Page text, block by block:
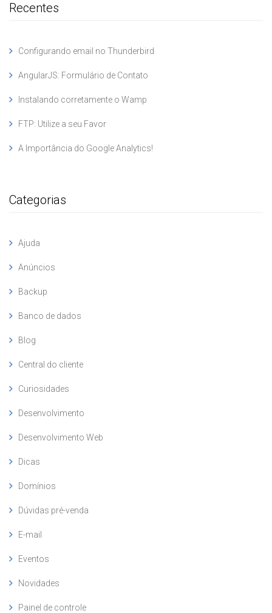
Recentes
Configurando email no Thunderbird
AngularJS: Formulário de Contato
Instalando corretamente o Wamp
FTP: Utilize a seu Favor
A Importância do Google Analytics!
Categorias
Ajuda
Anúncios
Backup
Banco de dados
Blog
Central do cliente
Curiosidades
Desenvolvimento
Desenvolvimento Web
Dicas
Domínios
Dúvidas pré-venda
E-mail
Eventos
Novidades
Painel de controle